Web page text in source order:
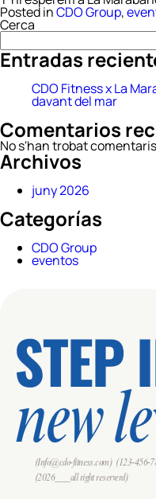
Posted inCDO Group,
Cerca
Entradas
CDO Fitness x La
davant del mar
Comentarios
No s'han trobat
Archivos
juny 2026
Categorías
CDO Group
eventos
STEP
new
(Info@cdo-fitness.com) (123-456-
(2026___all right reserverd)